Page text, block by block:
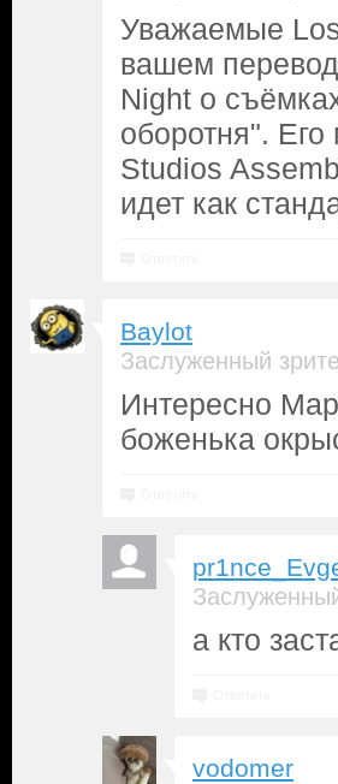
Уважаемые
вашем
Night о
оборотня".
Studios
идет как
Baylot
Заслуженный
Интересно
боженька
а кто
vodomer